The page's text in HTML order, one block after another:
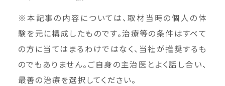
※本記事の内容については、取材当時の個人の体
験を元に構成したものです。治療等の条件はすべて
の方に当てはまるわけではなく、当社が推奨するも
のでもありません。ご自身の主治医とよく話し合い、
最善の治療を選択してください。